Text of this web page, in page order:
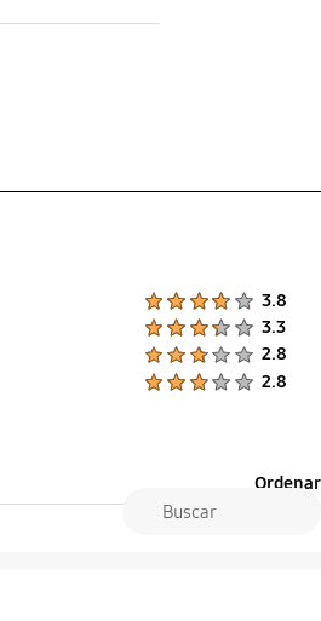
3.8
3.3
2.8
2.8
Ordenar